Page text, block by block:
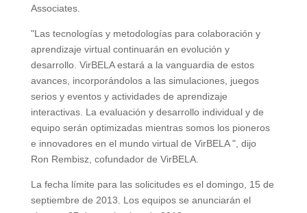
Associates.
"Las tecnologías y metodologías para colaboración y
aprendizaje virtual continuarán en evolución y
desarrollo. VirBELA estará a la vanguardia de estos
avances, incorporándolos a las simulaciones, juegos
serios y eventos y actividades de aprendizaje
interactivas. La evaluación y desarrollo individual y de
equipo serán optimizadas mientras somos los pioneros
e innovadores en el mundo virtual de VirBELA ", dijo
Ron Rembisz, cofundador de VirBELA.
La fecha límite para las solicitudes es el domingo, 15 de
septiembre de 2013. Los equipos se anunciarán el